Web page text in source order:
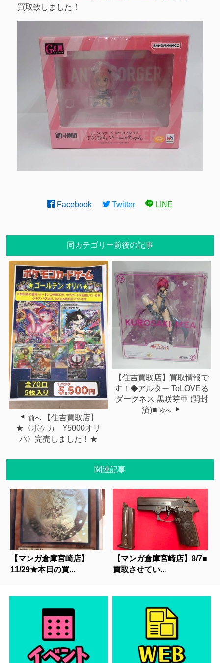
買取致しました！
Facebook Twitter LINE
同カテゴリー前後の記事
前へ
【住吉買取店】
★〈ポケカ ¥5000オリ
パ〉完売しました！★
【住吉買取店】買取情報で
す！◆アルター ToLOVEる
ダークネス 黒咲芽亜 (開封
済)■ 次へ
関連記事
【マンガ倉庫宮崎店】
11/29★本日の買...
【マンガ倉庫宮崎店】8/7■
買取させてい...